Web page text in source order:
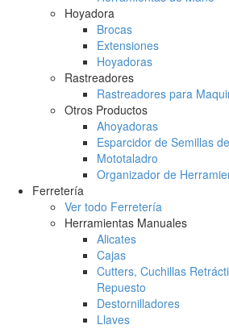
Hoyadora
Brocas
Extensiones
Hoyadoras
Rastreadores
Rastreadores para
Otros Productos
Ahoyadoras
Esparcidor de Semillas
Mototaladro
Organizador de
Ferretería
Ver todo Ferretería
Herramientas Manuales
Alicates
Cajas
Cutters, Cuchillas
Repuesto
Destornilladores
Llaves